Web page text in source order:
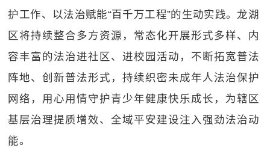
护工作、以法治赋能“百千万工程”的生动实践。龙湖
区将持续整合多方资源，常态化开展形式多样、内
容丰富的法治进社区、进校园活动，不断拓宽普法
阵地、创新普法形式，持续织密未成年人法治保护
网络，用心用情守护青少年健康快乐成长，为辖区
基层治理提质增效、全域平安建设注入强劲法治动
能。